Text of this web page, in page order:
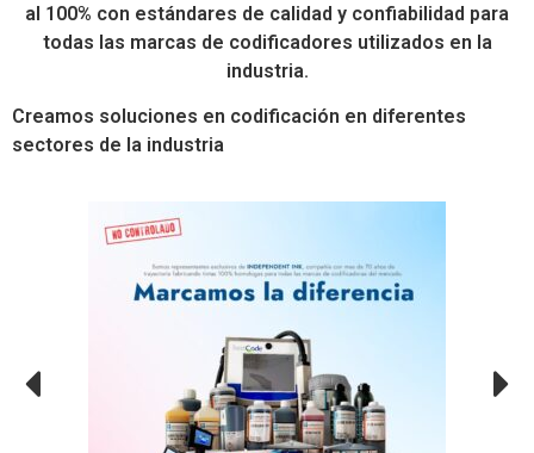
al 100% con estándares de calidad y confiabilidad para
todas las marcas de codificadores utilizados en la
industria.
Creamos soluciones en codificación en diferentes
sectores de la industria